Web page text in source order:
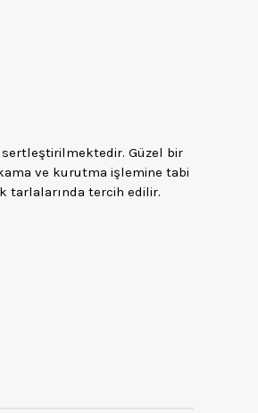
sertleştirilmektedir. Güzel bir
ve kurutma işlemine tabi
tarlalarında tercih edilir.